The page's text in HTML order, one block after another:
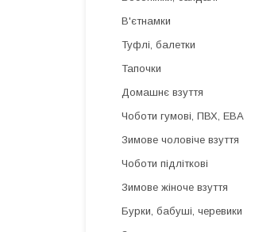
В'єтнамки
Туфлі, балетки
Тапочки
Домашнє взуття
Чоботи гумові, ПВХ, ЕВА
Зимове чоловіче взуття
Чоботи підліткові
Зимове жіноче взуття
Бурки, бабуші, черевики